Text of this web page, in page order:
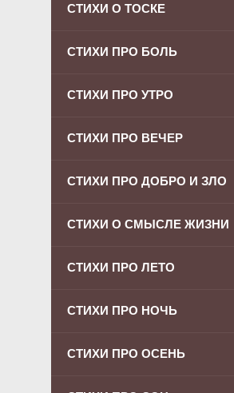
СТИХИ О ТОСКЕ
СТИХИ ПРО БОЛЬ
СТИХИ ПРО УТРО
СТИХИ ПРО ВЕЧЕР
СТИХИ ПРО ДОБРО И ЗЛО
СТИХИ О СМЫСЛЕ ЖИЗНИ
СТИХИ ПРО ЛЕТО
СТИХИ ПРО НОЧЬ
СТИХИ ПРО ОСЕНЬ